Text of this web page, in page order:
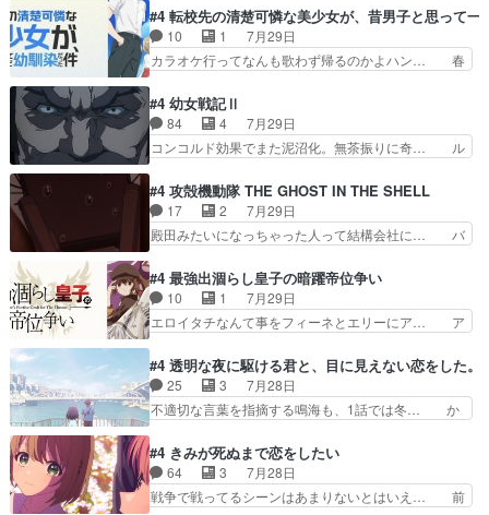
ストに向けて勉強会！美緒ちゃ… 受験勉強と戦闘
の2択なら戦闘を選ぶ娘w美… 勉強嫌いでバトル
を選ぶって、ひぐらしの沙…
れない爺さんには夢が詰まってると思う… クル
ニ、ヘンブリッツ、ミュイと一緒におっ… 帰省、
お供ヒロインはクルニ。順番的には確… 父親から
手紙が来た。サーベルボアの退治の… ここでヘン
家に帰ることに・ベリルはミュ… おっさんの親と
なるとお爺ちゃんだよね孫扱… ・ベリル、実家に
帰ることに・ベリルはミュ…
#4 転校先の清楚可憐な美少女が、昔男子と思って一
10 1
7月29日
カラオケ行ってなんも歌わず帰るのかよハン… 春
やらあの女優さんが春希のお母さんのよ… 春希ち
ゃん姫ちゃんに野菜の子も凄え可愛い… 隼人くん
のスマホを買いに行ってたけど完全… 第４話を
U-NEXTで視聴しました。視聴… スマホを買うた
見始めてたけどなんだかん… いきなりシリアス展
開ぶち込んでくるじゃん… 春希の家庭事情は複
雑。食事とか隼人が親身…
#4 幼女戦記Ⅱ
84 4
7月29日
コンコルド効果でまた泥沼化。無茶振りに奇… ル
グを更新しました!!宜しければ、是非… 計画通り
にはいかないね笑やり遂げた(ほぼ… 今回もター
ニャに不都合なことがあったりし… 白髪の男性が
語った家族を失った喪無感が、… 連邦に対して有
油を注ぐターニャの勝利軍… 犠牲を払っても良い
ならお前たちが前線へ行… 戦闘がアッサリし過ぎ
じゃない？戦争がメイ…
#4 攻殻機動隊 THE GHOST IN THE SHELL
17 2
7月29日
殿田みたいになっちゃった人って結構会社に… バ
見た目もうただのロボでしかないんだよ… 俺らの
汗拭きそりゃいやだろwwバトー＆ト… イノセン
スの元となった回だけど、ガイノイ… アダム・リ
ンクやジェイムスン(教授)型サ… アンドロイドも
センスの土台になったエピ… コミカルなのにも慣
れてきました。１話でし… ロボットの反乱は今と
なっては良くある話し…
#4 最強出涸らし皇子の暗躍帝位争い
10 1
7月29日
エロイタチなんて事をフィーネとエリーにア… ア
スターを呼ぶ笛？黒幕は狩猟祭とは関係… 平凡な
少女に見える眼鏡w眼鏡属性は持ち合… 神アニ
メ、ケテーイ！「騎士狩猟祭、前夜の… フィーネ
がアルノルトに活躍してもらいたが… 第４話を
とフィーネの２度目のデート出… マジできな臭い
ぞ帝位争い。姉からの刺客を… ふぃーねと町の様
子を見に行ったら町中で窃…
#4 透明な夜に駆ける君と、目に見えない恋をした。
25 3
7月28日
不適切な言葉を指摘する鳴海も、1話では冬… か
接していいのかわからず戸惑うかけるも… 盲目だ
と相手の表情も分からないからどう思… 今期のバ
ックナンバーみたいなOPアニメ。… 初デートで
冬月を笑わせようとする姿も冬月… 特に大きな事
#4 きみが死ぬまで恋をしたい
64 3
7月28日
戦争で戦ってるシーンはあまりないとはいえ… 前